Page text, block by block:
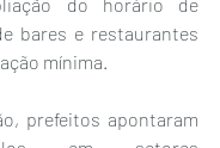
bares e restaurantes
mínima.
prefeitos apontaram